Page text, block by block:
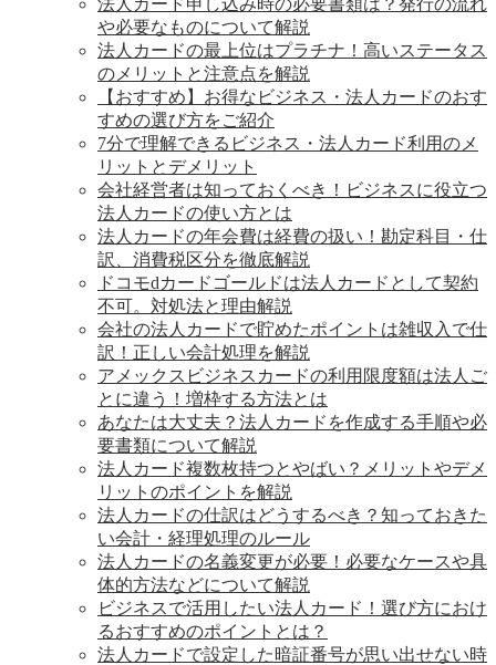
法人カード申し込み時の必要書類は？発行の流れ
や必要なものについて解説
法人カードの最上位はプラチナ！高いステータス
のメリットと注意点を解説
【おすすめ】お得なビジネス・法人カードのおす
すめの選び方をご紹介
7分で理解できるビジネス・法人カード利用のメ
リットとデメリット
会社経営者は知っておくべき！ビジネスに役立つ
法人カードの使い方とは
法人カードの年会費は経費の扱い！勘定科目・仕
訳、消費税区分を徹底解説
ドコモdカードゴールドは法人カードとして契約
不可。対処法と理由解説
会社の法人カードで貯めたポイントは雑収入で仕
訳！正しい会計処理を解説
アメックスビジネスカードの利用限度額は法人ご
とに違う！増枠する方法とは
あなたは大丈夫？法人カードを作成する手順や必
要書類について解説
法人カード複数枚持つとやばい？メリットやデメ
リットのポイントを解説
法人カードの仕訳はどうするべき？知っておきた
い会計・経理処理のルール
法人カードの名義変更が必要！必要なケースや具
体的方法などについて解説
ビジネスで活用したい法人カード！選び方におけ
るおすすめのポイントとは？
法人カードで設定した暗証番号が思い出せない時